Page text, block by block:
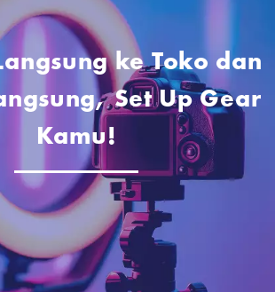
ke Toko dan
Set Up Gear
Kamu!